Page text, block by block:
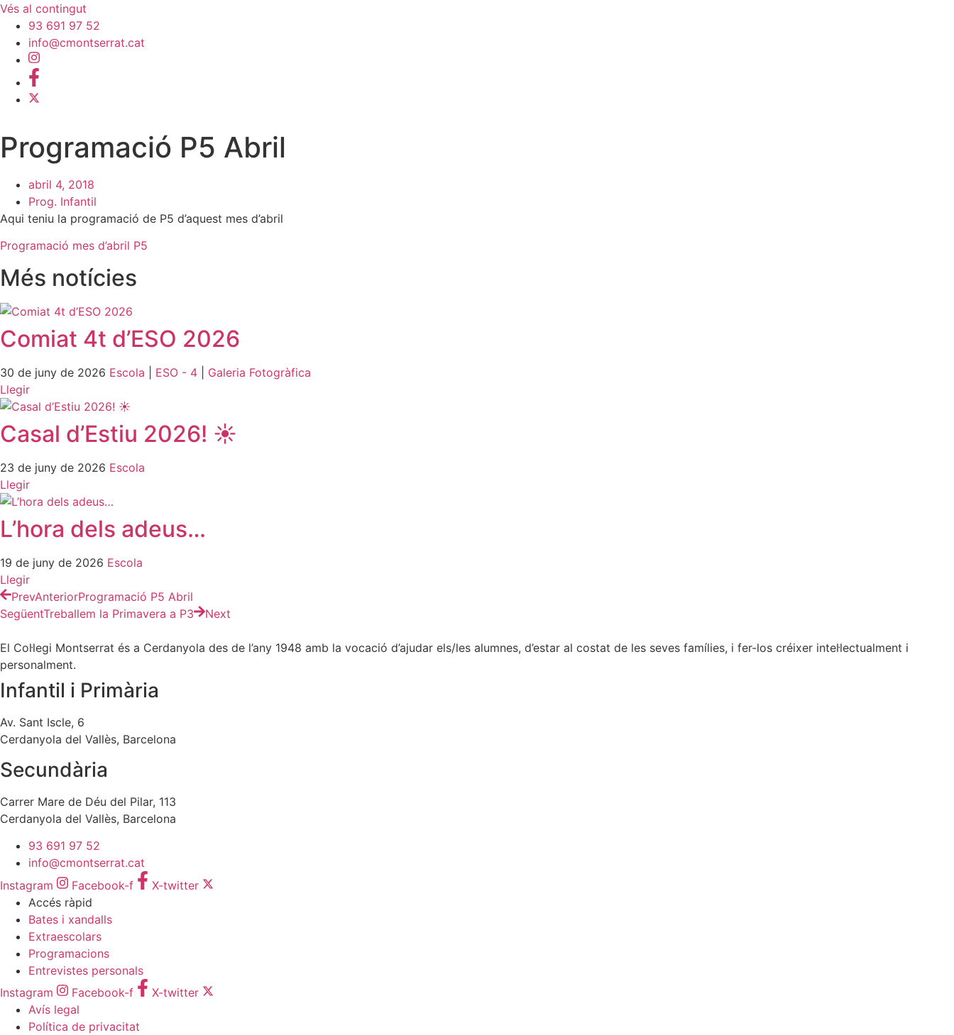
Vés al contingut
93 691 97 52
info@cmontserrat.cat
Programació P5 Abril
abril 4, 2018
Prog. Infantil
Aqui teniu la programació de P5 d’aquest mes d’abril
Programació mes d’abril P5
Més notícies
Comiat 4t d’ESO 2026
30 de juny de 2026 Escola ESO - 4
Galeria Fotogràfica
Llegir
Casal d’Estiu 2026! ☀️
23 de juny de 2026 Escola
Llegir
L’hora dels adeus…
19 de juny de 2026 Escola
Llegir
PrevAnteriorProgramació P5 Abril
SegüentTreballem la Primavera a P3 Next
El Col·legi Montserrat és a Cerdanyola des de l’any 1948 amb la vocació d’ajudar els/les alumnes, d’estar al costat de les seves famílies, i fer-los créixer intel·lectualment i
personalment.
Infantil i Primària
Av. Sant Iscle, 6
Cerdanyola del Vallès, Barcelona
Secundària
Carrer Mare de Déu del Pilar, 113
Cerdanyola del Vallès, Barcelona
93 691 97 52
info@cmontserrat.cat
Instagram
Facebook-f
X-twitter
Accés ràpid
Bates i xandalls
Extraescolars
Programacions
Entrevistes personals
Instagram
Facebook-f
X-twitter
Avís legal
Política de privacitat